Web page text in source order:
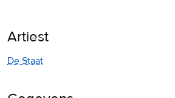
Artiest
De Staat